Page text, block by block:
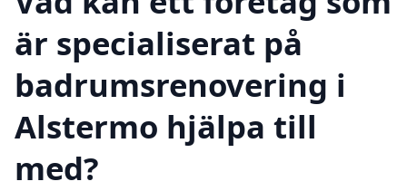
är specialiserat på
badrumsrenovering i
Alstermo hjälpa till
med?